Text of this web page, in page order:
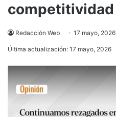
competitividad
Redacción Web 17 mayo, 2026
Última actualización: 17 mayo, 2026